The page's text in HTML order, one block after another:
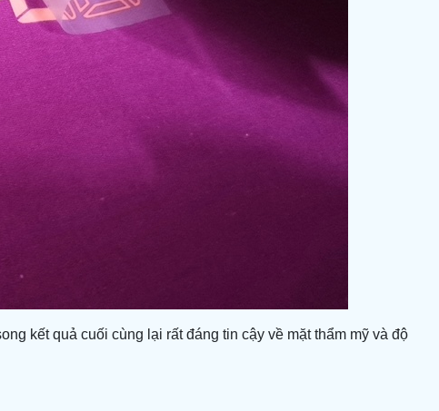
kết quả cuối cùng lại rất đáng tin cậy về mặt thẩm mỹ và độ